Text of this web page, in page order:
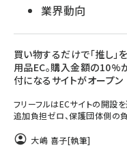
業界動向
買い物するだけで「推し」
用品EC。購入金額の10%
付になるサイトがオープン
フリーフルはECサイトの開設
追加負担ゼロ、保護団体側の
大嶋 喜子[執筆]